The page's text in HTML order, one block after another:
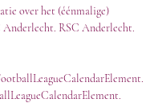
over het (éénmalige)
RSC Anderlecht.